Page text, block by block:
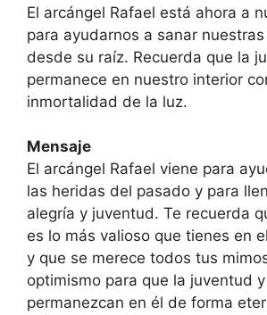
El arcángel Rafael está ahora a
para ayudarnos a sanar
desde su raíz. Recuerda que la
permanece en nuestro interior
inmortalidad de la luz.
Mensaje
El arcángel Rafael viene para
las heridas del pasado y para
alegría y juventud. Te recuerda
es lo más valioso que tie­nes en
y que se merece todos tus
optimismo para que la juventud
permanezcan en él de forma